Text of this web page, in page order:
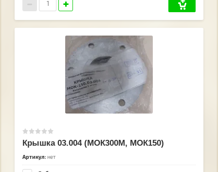
Крышка 03.004 (МОК300М, МОК150)
Артикул: нет